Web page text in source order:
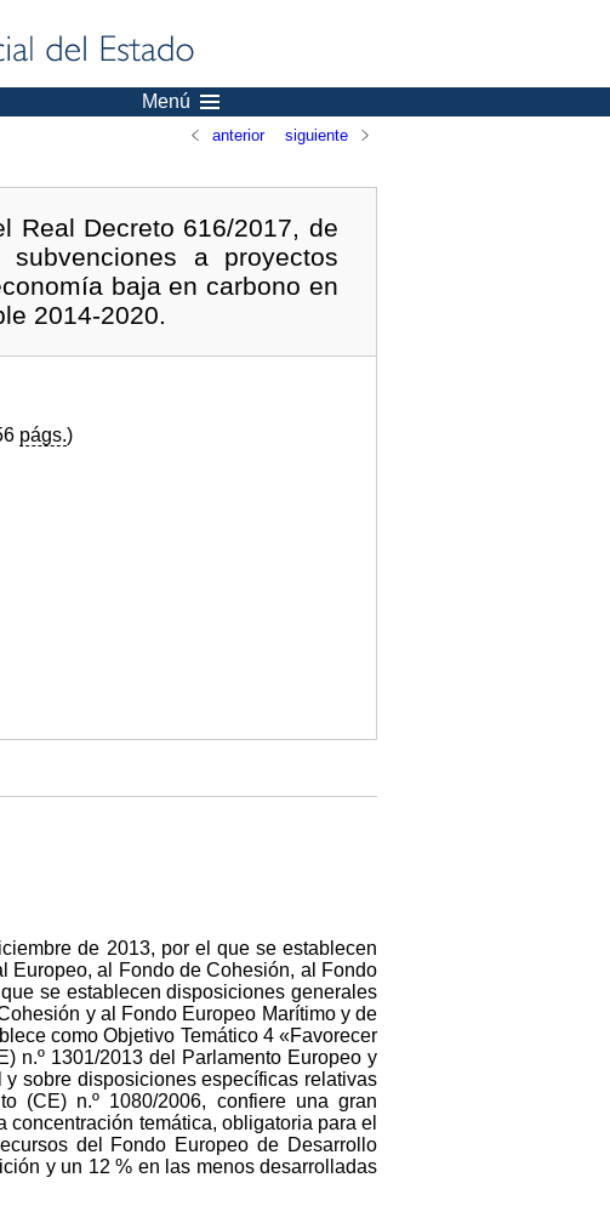
Menú
anterior siguiente
Real Decreto 616/2017, de
a proyectos
baja en carbono en
2014-2020.
págs.)
de 2013, por el que se establecen
Europeo, al Fondo de Cohesión, al Fondo
se establecen disposiciones generales
y al Fondo Europeo Marítimo y de
como Objetivo Temático 4 «Favorecer
n.º 1301/2013 del Parlamento Europeo y
sobre disposiciones específicas relativas
(CE) n.º 1080/2006, confiere una gran
temática, obligatoria para el
del Fondo Europeo de Desarrollo
y un 12 % en las menos desarrolladas